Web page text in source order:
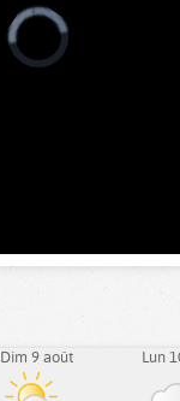
Dim 9 août Lun